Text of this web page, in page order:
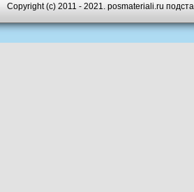
Copyright (c) 2011 - 2021. posmateriali.ru